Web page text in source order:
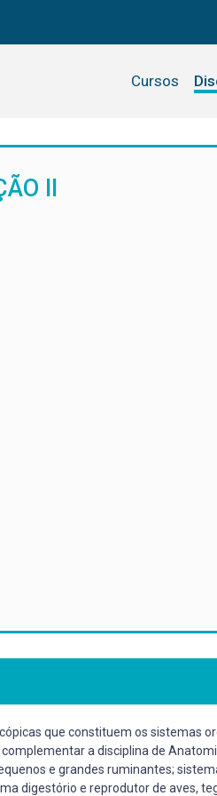
Cursos
II
que constituem os sistemas
a disciplina de
e grandes ruminantes;
digestório e reprodutor de aves,